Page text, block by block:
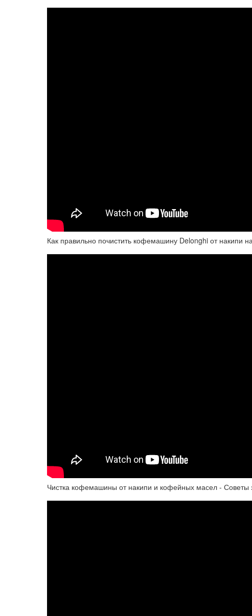
Как правильно почистить кофемашину Delonghi от накипи
Чистка кофемашины от накипи и кофейных масел - Советы